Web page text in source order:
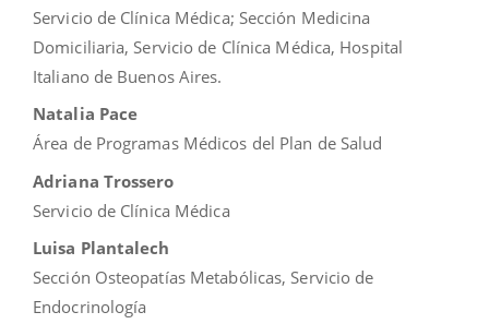
Servicio de Clínica Médica; Sección Medicina
Domiciliaria, Servicio de Clínica Médica, Hospital
Italiano de Buenos Aires.
Natalia Pace
Área de Programas Médicos del Plan de Salud
Adriana Trossero
Servicio de Clínica Médica
Luisa Plantalech
Sección Osteopatías Metabólicas, Servicio de
Endocrinología